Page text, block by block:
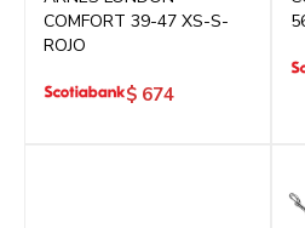
COMFORT 39-47 XS-S-
ROJO
$ 674